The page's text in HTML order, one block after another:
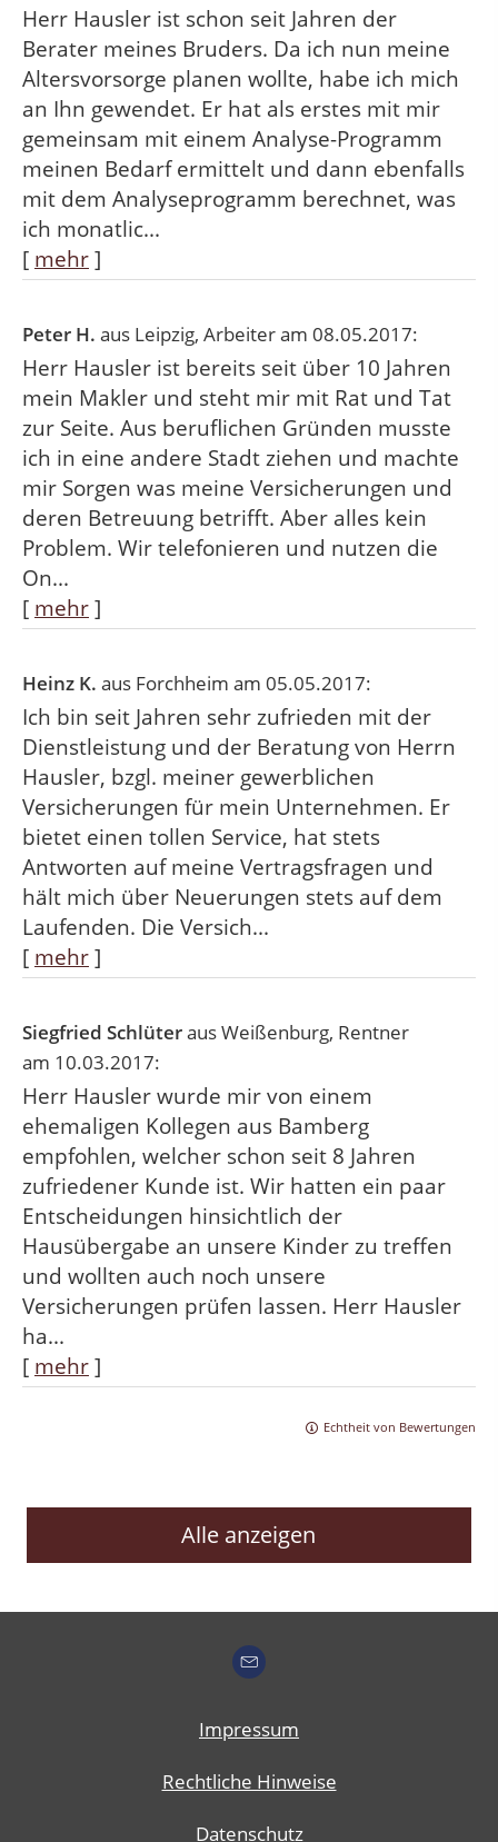
Herr Hausler ist schon seit Jahren der
Berater meines Bruders. Da ich nun meine
Altersvorsorge planen wollte, habe ich mich
an Ihn gewendet. Er hat als erstes mit mir
gemeinsam mit einem Analyse-Programm
meinen Bedarf ermittelt und dann ebenfalls
mit dem Analyseprogramm berechnet, was
ich monatlic...
[ mehr]
Peter H. aus Leipzig, Arbeiteram 08.05.2017:
Herr Hausler ist bereits seit über 10 Jahren
mein Makler und steht mir mit Rat und Tat
zur Seite. Aus beruflichen Gründen musste
ich in eine andere Stadt ziehen und machte
mir Sorgen was meine Versicherungen und
deren Betreuung betrifft. Aber alles kein
Problem. Wir telefonieren und nutzen die
On...
[ mehr]
Heinz K. aus Forchheim am 05.05.2017:
Ich bin seit Jahren sehr zufrieden mit der
Dienstleistung und der Beratung von Herrn
Hausler, bzgl. meiner gewerblichen
Versicherungen für mein Unternehmen. Er
bietet einen tollen Service, hat stets
Antworten auf meine Vertragsfragen und
hält mich über Neuerungen stets auf dem
Laufenden. Die Versich...
[ mehr]
Siegfried Schlüteraus Weißenburg, Rentner
am 10.03.2017:
Herr Hausler wurde mir von einem
ehemaligen Kollegen aus Bamberg
empfohlen, welcher schon seit 8 Jahren
zufriedener Kunde ist. Wir hatten ein paar
Entscheidungen hinsichtlich der
Hausübergabe an unsere Kinder zu treffen
und wollten auch noch unsere
Versicherungen prüfen lassen. Herr Hausler
ha...
[ mehr]
Echtheit von Bewertungen
Alle anzeigen
Impressum
Rechtliche Hinweise
Datenschutz